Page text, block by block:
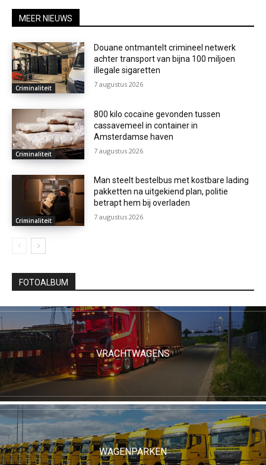
MEER NIEUWS
Criminaliteit
Douane ontmantelt crimineel netwerk
achter transport van bijna 100 miljoen
illegale sigaretten
7 augustus 2026
Criminaliteit
800 kilo cocaïne gevonden tussen
cassavemeel in container in
Amsterdamse haven
7 augustus 2026
Criminaliteit
Man steelt bestelbus met kostbare lading
pakketten na uitgekiend plan, politie
betrapt hem bij overladen
7 augustus 2026
FOTOALBUM
VRACHTWAGENS
WAGENPARKEN